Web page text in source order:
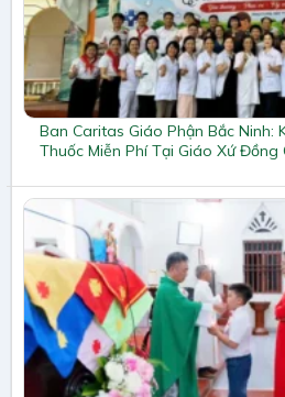
Ban Caritas Giáo Phận Bắc Ninh:
Thuốc Miễn Phí Tại Giáo Xứ Đồng